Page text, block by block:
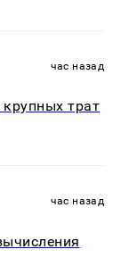
час назад
трат
час назад